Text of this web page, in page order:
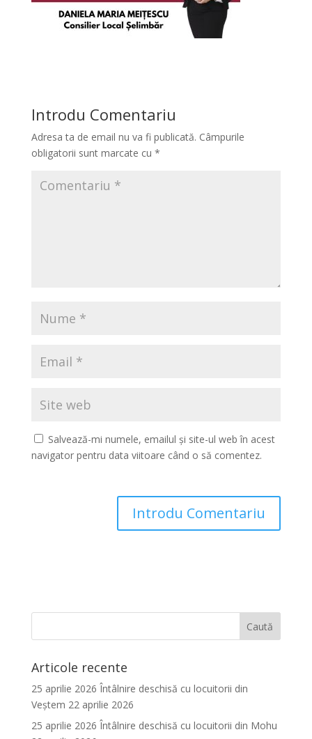
Introdu Comentariu
Adresa ta de email nu va fi publicată. Câmpurile
obligatorii sunt marcate cu *
Salvează-mi numele, emailul și site-ul web în acest
navigator pentru data viitoare când o să comentez.
Articole recente
25 aprilie 2026 Întâlnire deschisă cu locuitorii din
Veștem 22 aprilie 2026
25 aprilie 2026 Întâlnire deschisă cu locuitorii din Mohu